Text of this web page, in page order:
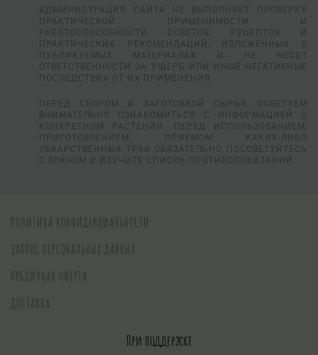
АДМИНИСТРАЦИЯ САЙТА НЕ ВЫПОЛНЯЕТ ПРОВЕРКУ
ПРАКТИЧЕСКОЙ ПРИМЕНИМОСТИ И
РАБОТОСПОСОБНОСТИ СОВЕТОВ, РЕЦЕПТОВ И
ПРАКТИЧЕСКИХ РЕКОМЕНДАЦИЙ, ИЗЛОЖЕННЫХ В
ПУБЛИКУЕМЫХ МАТЕРИАЛАХ И НЕ НЕСЕТ
ОТВЕТСТВЕННОСТИ ЗА УЩЕРБ ИЛИ ИНЫЕ НЕГАТИВНЫЕ
ПОСЛЕДСТВИЯ ОТ ИХ ПРИМЕНЕНИЯ.
ПЕРЕД СБОРОМ И ЗАГОТОВКОЙ СЫРЬЯ, СОВЕТУЕМ
ВНИМАТЕЛЬНО ОЗНАКОМИТЬСЯ С ИНФОРМАЦИЕЙ О
КОНКРЕТНОМ РАСТЕНИИ. ПЕРЕД ИСПОЛЬЗОВАНИЕМ,
ПРИГОТОВЛЕНИЕМ, ПРИЕМОМ КАКИХ-ЛИБО
ЛЕКАРСТВЕННЫХ ТРАВ ОБЯЗАТЕЛЬНО ПОСОВЕТУЙТЕСЬ
С ВРАЧОМ И ИЗУЧИТЕ СПИСОК ПРОТИВОПОКАЗАНИЙ.
ПОЛИТИКА КОНФИДЕНЦИАЛЬНОСТИ
ЗАПРОС ПЕРСОНАЛЬНЫХ ДАННЫХ
ПУБЛИЧНАЯ ОФЕРТА
ДОСТАВКА
При поддержке